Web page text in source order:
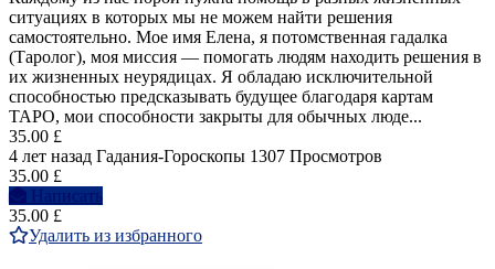
ситуациях в которых мы не можем найти решения
самостоятельно. Мое имя Елена, я потомственная гадалка
(Таролог), моя миссия — помогать людям находить решения в
их жизненных неурядицах. Я обладаю исключительной
способностью предсказывать будущее благодаря картам
ТАРО, мои способности закрыты для обычных люде...
35.00 £
4 лет назад Гадания-Гороскопы 1307 Просмотров
35.00 £
Написать
35.00 £
Удалить из избранного